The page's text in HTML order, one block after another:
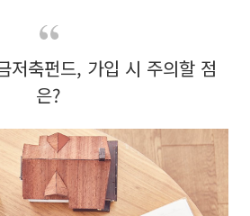
저축펀드, 가입 시 주의할 점
은?